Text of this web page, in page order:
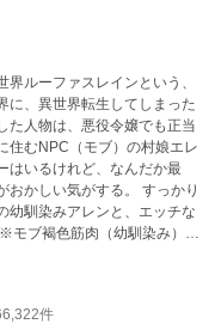
ルーファスレインという、
に、異世界転生してしまった
た人物は、悪役令嬢でも正当
むNPC（モブ）の村娘エレ
はいるけれど、なんだか最
おかしい気がする。 すっかり
幼馴染みアレンと、エッチな
界転生（作者的解釈） ※♡
件